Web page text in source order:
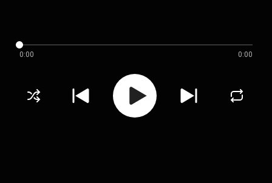
0:00 0:00